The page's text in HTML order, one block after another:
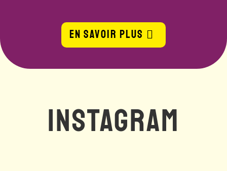
EN SAVOIR PLUS
INSTAGRAM